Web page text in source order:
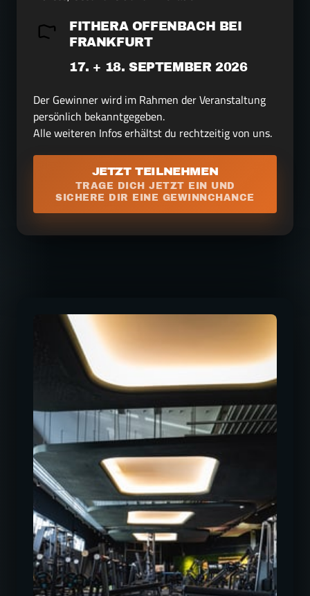
FITHERA OFFENBACH BEI
FRANKFURT
17. + 18. SEPTEMBER 2026
Der Gewinner wird im Rahmen der Veranstaltung
persönlich bekanntgegeben.
Alle weiteren Infos erhältst du rechtzeitig von uns.
JETZT TEILNEHMEN
TRAGE DICH JETZT EIN UND
SICHERE DIR EINE GEWINNCHANCE